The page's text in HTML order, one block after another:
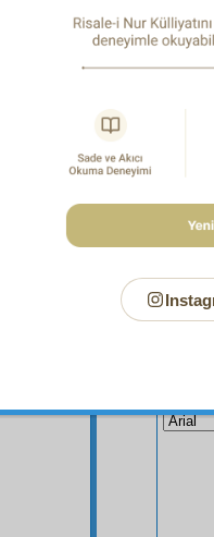
Dipnot-1
bk.